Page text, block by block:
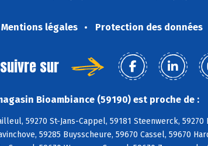
Mentions légales Protection des données
sur
Bioambiance (59190) est proche de :
59270 St-Jans-Cappel, 59181 Steenwerck,
59285 Buysscheure, 59670 Cassel, 59670